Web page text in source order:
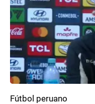
Fútbol peruano